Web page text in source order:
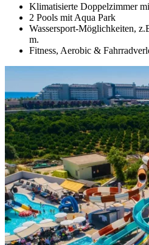
Klimatisierte Doppelzimmer
2 Pools mit Aqua Park
Wassersport-Möglichkeiten,
m.
Fitness, Aerobic &